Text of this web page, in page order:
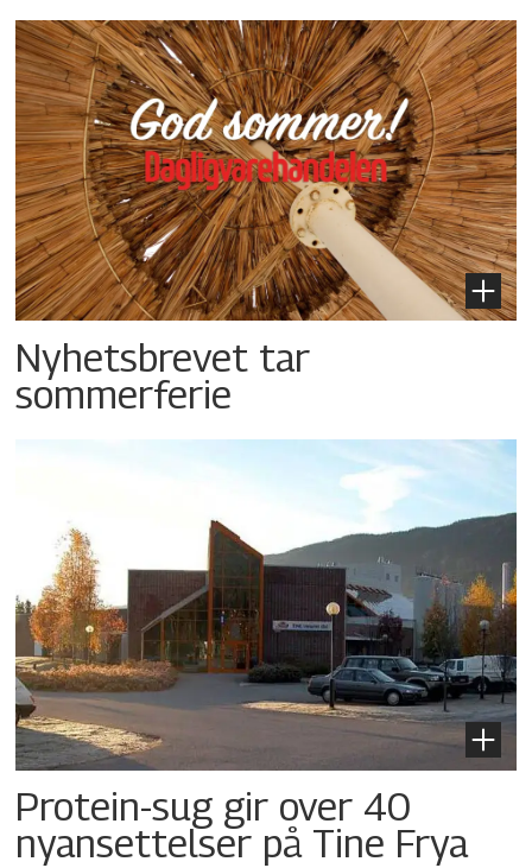
Nyhetsbrevet tar
sommerferie
Protein-sug gir over 40
nyansettelser på Tine Frya